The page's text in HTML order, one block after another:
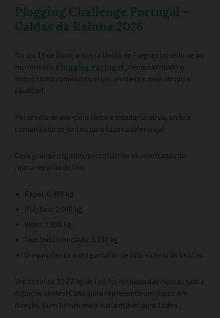
Plogging Challenge Portugal –
Caldas da Rainha 2026
No dia 19 de Abril, a nossa União de Freguesias uniu-se ao
movimento Plogging Portugal , demonstrando o
nosso compromisso com um ambiente mais limpo e
saudável.
Foi um dia de exercício físico e cidadania ativa, onde a
comunidade se juntou para fazer a diferença!
Com grande orgulho, partilhamos os resultados da
nossa recolha de lixo:
Papel: 0.490 kg
Plástico: 2.060 kg
Vidro: 2.850 kg
Lixo Indiferenciado: 5.330 kg
O equivalente a um garrafão de 5lts – cheio de beatas
Um total de 10.73 kg de lixo foi retirado das nossas ruas e
espaços verdes! Cada quilo representa um passo em
direção a um futuro mais sustentável para todos.